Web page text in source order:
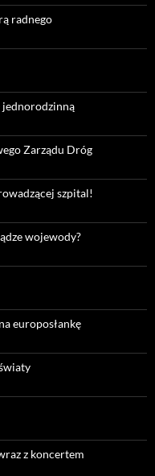
radnego
jednorodzinną
Zarządu Dróg
szpital!
wojewody?
europosłankę
z koncertem